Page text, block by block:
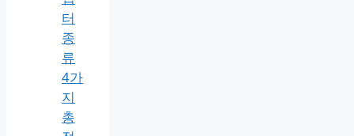
터
종
류
4가
지
총